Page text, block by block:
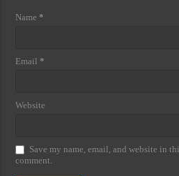
Name *
Email *
Website
Save my name, email, and website in
comment.